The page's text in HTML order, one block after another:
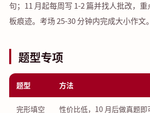
句；11 月起每周写 1-2 篇并找人批改，
板痕迹。考场 25-30 分钟内完成大小作文。
题型专项
题型 方法
完形填空 性价比低，10 月后做真题